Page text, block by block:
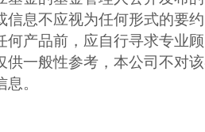
信息不应视为任何形式的要
何产品前，应自行寻求专业
供一般性参考，本公司不对
。